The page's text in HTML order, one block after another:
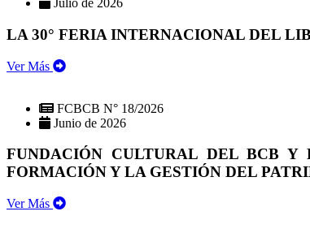
Julio de 2026
LA 30° FERIA INTERNACIONAL DEL
Ver Más
FCBCB N° 18/2026
Junio de 2026
FUNDACIÓN CULTURAL DEL BCB Y
FORMACIÓN Y LA GESTIÓN DEL
Ver Más